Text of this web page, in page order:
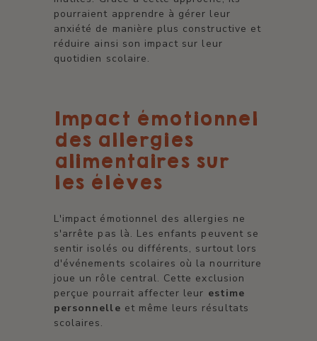
pourraient apprendre à gérer leur
anxiété de manière plus constructive et
réduire ainsi son impact sur leur
quotidien scolaire.
Impact émotionnel
des allergies
alimentaires sur
les élèves
L'impact émotionnel des allergies ne
s'arrête pas là. Les enfants peuvent se
sentir isolés ou différents, surtout lors
d'événements scolaires où la nourriture
joue un rôle central. Cette exclusion
perçue pourrait affecter leur estime
personnelle et même leurs résultats
scolaires.